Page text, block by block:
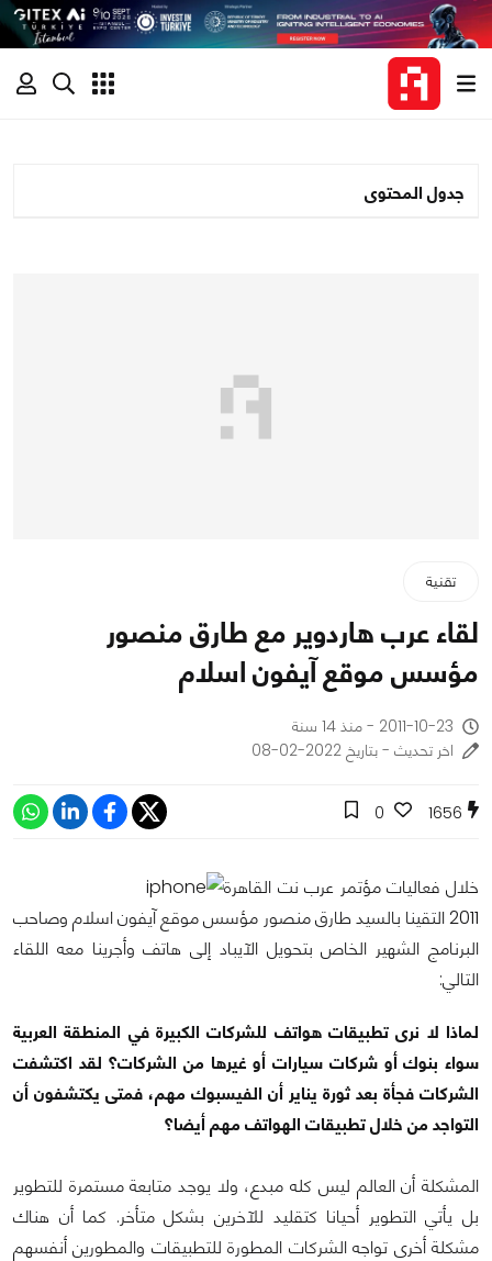
جدول المحتوى
تقنية
لقاء عرب هاردوير مع طارق منصور
مؤسس موقع آيفون اسلام
2011-10-23 - منذ 14 سنة
اخر تحديث - بتاريخ 2022-02-08
1656
0
خلال فعاليات مؤتمر عرب نت القاهرة
2011 التقينا بالسيد طارق منصور مؤسس موقع آيفون اسلام وصاحب
البرنامج الشهير الخاص بتحويل الآيباد إلى هاتف وأجرينا معه اللقاء
التالي:
لماذا لا نرى تطبيقات هواتف للشركات الكبيرة في المنطقة العربية
سواء بنوك أو شركات سيارات أو غيرها من الشركات؟ لقد اكتشفت
الشركات فجأة بعد ثورة يناير أن الفيسبوك مهم، فمتى يكتشفون أن
التواجد من خلال تطبيقات الهواتف مهم أيضا؟
المشكلة أن العالم ليس كله مبدع، ولا يوجد متابعة مستمرة للتطوير
بل يأتي التطوير أحيانا كتقليد للآخرين بشكل متأخر. كما أن هناك
مشكلة أخرى تواجه الشركات المطورة للتطبيقات والمطورين أنفسهم